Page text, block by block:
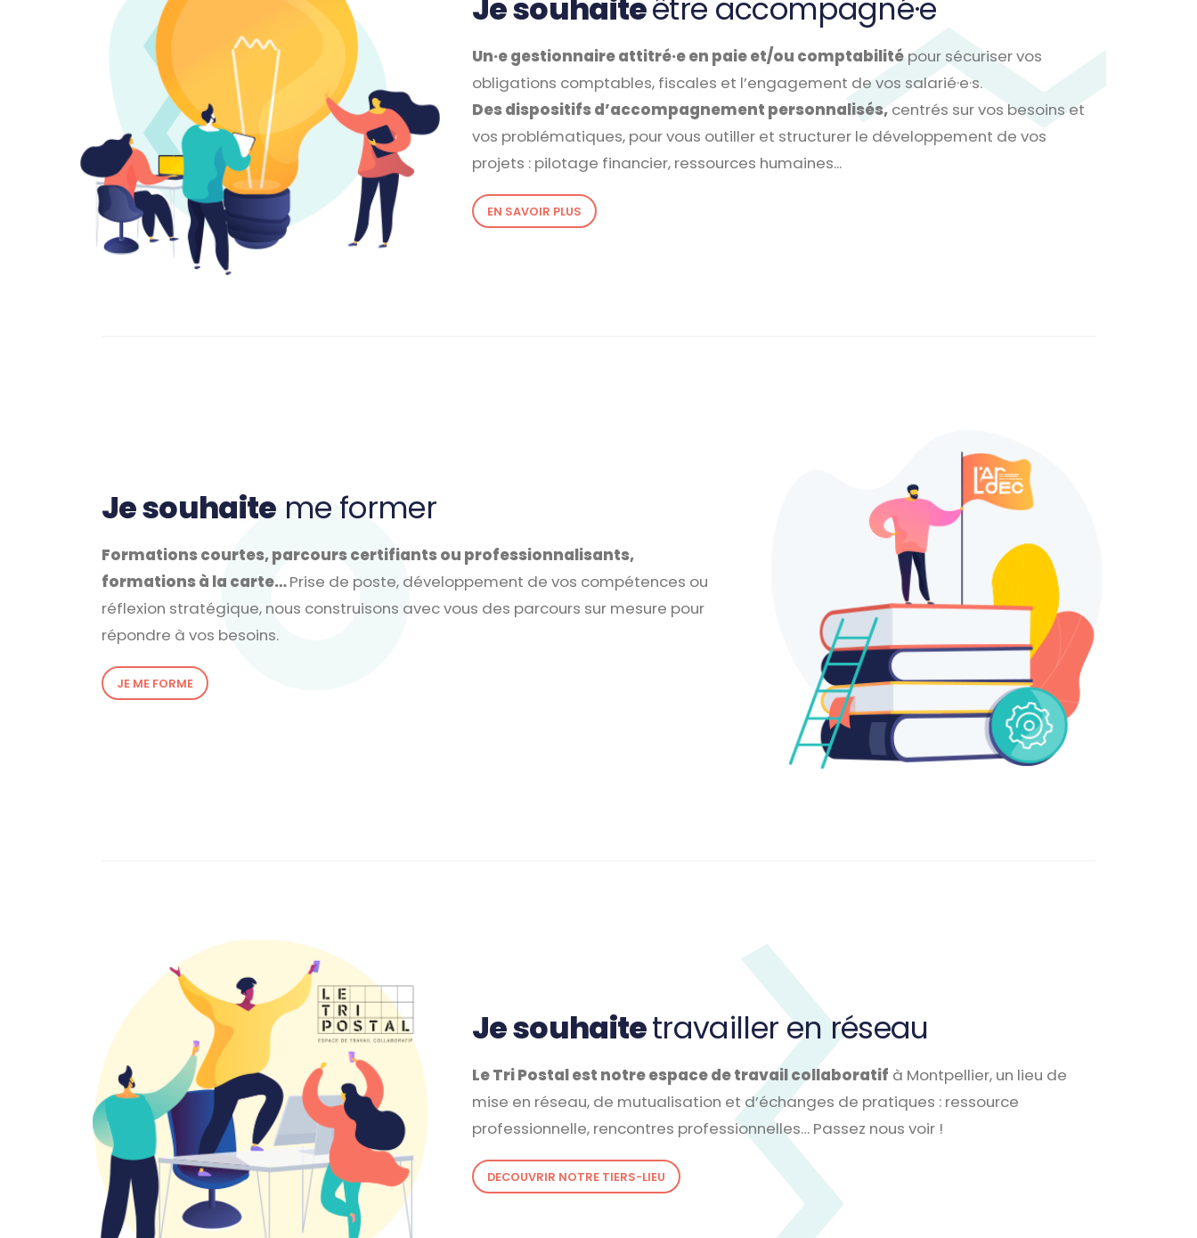
Je souhaiteêtre accompagné·e
Un·e gestionnaire attitré·e en paie et/ou comptabilité pour sécuriser vos
obligations comptables, fiscales et l’engagement de vos salarié·e·s.
Des dispositifs d’accompagnement personnalisés, centrés sur vos besoins et
vos problématiques, pour vous outiller et structurer le développement de vos
projets : pilotage financier, ressources humaines...
EN SAVOIR PLUS
Je souhaite me former
Formations courtes, parcours certifiants ou professionnalisants,
formations à la carte…Prise de poste, développement de vos compétences ou
réflexion stratégique, nous construisons avec vous des parcours sur mesure pour
répondre à vos besoins.
JE ME FORME
Je souhaitetravailler en réseau
Le Tri Postal est notre espace de travail collaboratif à Montpellier, un lieu de
mise en réseau, de mutualisation et d’échanges de pratiques : ressource
professionnelle, rencontres professionnelles… Passez nous voir !
DECOUVRIR NOTRE TIERS-LIEU